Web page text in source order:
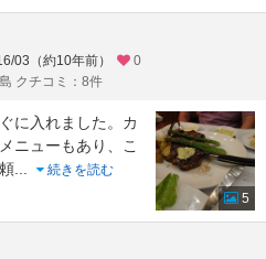
03（約10年前）
0
クチコミ：8件
に入れました。カ
ニューもあり、こ
続きを読む
5